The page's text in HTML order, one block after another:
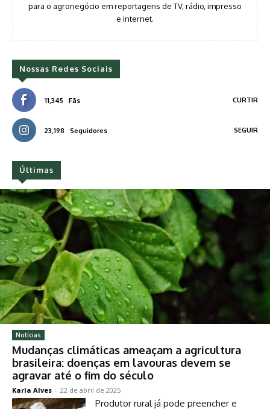
para o agronegócio em reportagens de TV, rádio, impresso
e internet.
Nossas Redes Sociais
11,345 Fãs CURTIR
23,198 Seguidores SEGUIR
Últimas
Notícias
Mudanças climáticas ameaçam a agricultura
brasileira: doenças em lavouras devem se
agravar até o fim do século
Karla Alves - 22 de abril de 2025
Produtor rural já pode preencher e